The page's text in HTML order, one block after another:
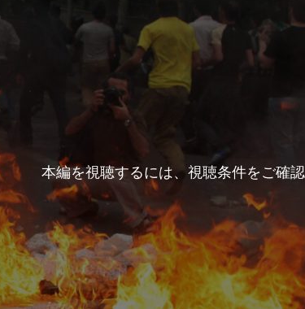
本編を視聴するには、視聴条件をご確